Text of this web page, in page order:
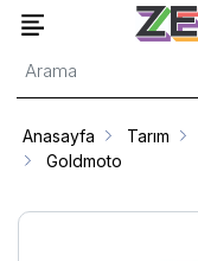
Anasayfa Tarım
Goldmoto